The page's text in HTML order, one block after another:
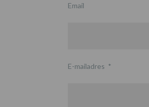
Email
E-mailadres *